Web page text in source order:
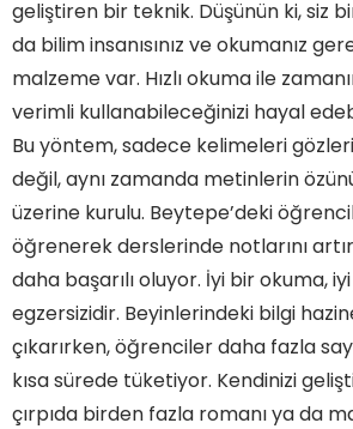
geliştiren bir teknik. Düşünün ki, siz
da bilim insanısınız ve okumanız
malzeme var. Hızlı okuma ile
verimli kullanabileceğinizi hayal
Bu yöntem, sadece kelimeleri
değil, aynı zamanda metinlerin
üzerine kurulu. Beytepe’deki
öğrenerek derslerinde notlarını
daha başarılı oluyor. İyi bir okuma,
egzersizidir. Beyinlerindeki bilgi
çıkarırken, öğrenciler daha fazla
kısa sürede tüketiyor. Kendinizi
çırpıda birden fazla romanı ya da